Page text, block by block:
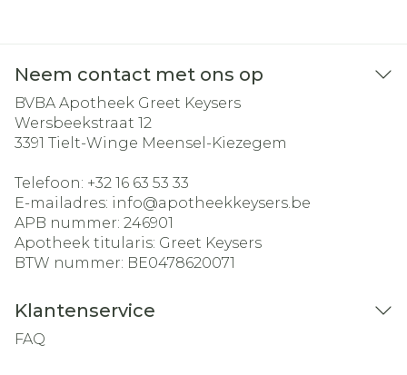
Neem contact met ons op
BVBA Apotheek Greet Keysers
Wersbeekstraat 12
3391 Tielt-Winge Meensel-Kiezegem
Telefoon: +32 16 63 53 33
E-mailadres: info@apotheekkeysers.be
APB nummer: 246901
Apotheek titularis: Greet Keysers
BTW nummer: BE0478620071
Klantenservice
FAQ